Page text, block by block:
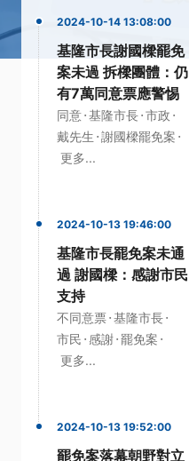
2024-10-14 13:08:00
基隆市長謝國樑罷免
案未過 拆樑團體：仍
有7萬同意票應警惕
同意·基隆市長·市政 ·
戴先生 ·謝國樑罷免案 ·
更多...
2024-10-13 19:46:00
基隆市長罷免案未通
過 謝國樑：感謝市民
支持
不同意票·基隆市長·
市民 · 感謝·罷免案 ·
更多...
2024-10-13 19:52:00
罷免案落幕朝野對立